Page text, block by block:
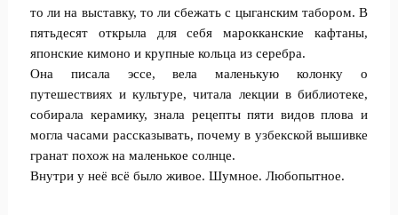
то ли на выставку, то ли сбежать с цыганским табором. В
пятьдесят открыла для себя марокканские кафтаны,
японские кимоно и крупные кольца из серебра.
Она писала эссе, вела маленькую колонку о
путешествиях и культуре, читала лекции в библиотеке,
собирала керамику, знала рецепты пяти видов плова и
могла часами рассказывать, почему в узбекской вышивке
гранат похож на маленькое солнце.
Внутри у неё всё было живое. Шумное. Любопытное.